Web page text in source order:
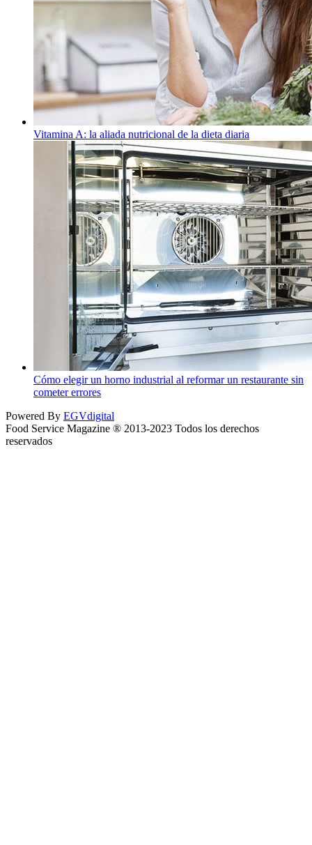
Vitamina A: la aliada nutricional de la dieta diaria
Cómo elegir un horno industrial al reformar un restaurante sin
cometer errores
Powered By EGVdigital
Food Service Magazine ® 2013-2023 Todos los derechos
reservados